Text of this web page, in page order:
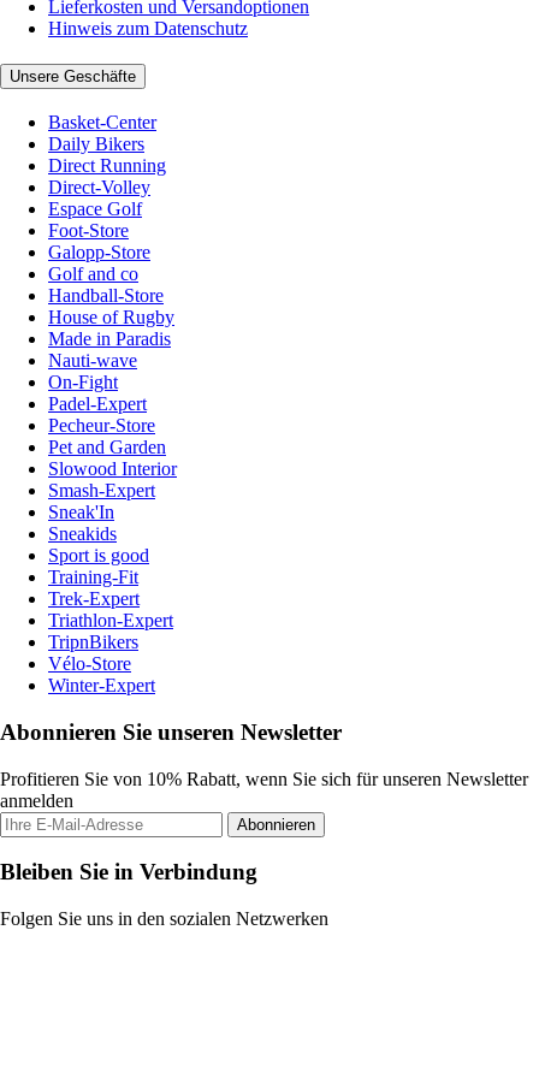
Lieferkosten und Versandoptionen
Hinweis zum Datenschutz
Unsere Geschäfte
Basket-Center
Daily Bikers
Direct Running
Direct-Volley
Espace Golf
Foot-Store
Galopp-Store
Golf and co
Handball-Store
House of Rugby
Made in Paradis
Nauti-wave
On-Fight
Padel-Expert
Pecheur-Store
Pet and Garden
Slowood Interior
Smash-Expert
Sneak'In
Sneakids
Sport is good
Training-Fit
Trek-Expert
Triathlon-Expert
TripnBikers
Vélo-Store
Winter-Expert
Abonnieren Sie unseren Newsletter
Profitieren Sie von 10% Rabatt, wenn Sie sich für unseren Newsletter
anmelden
Abonnieren
Bleiben Sie in Verbindung
Folgen Sie uns in den sozialen Netzwerken